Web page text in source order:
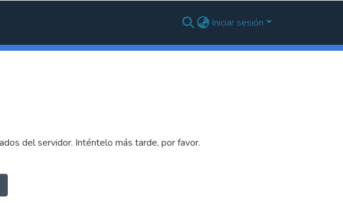
Iniciar sesión
del servidor. Inténtelo más tarde, por favor.